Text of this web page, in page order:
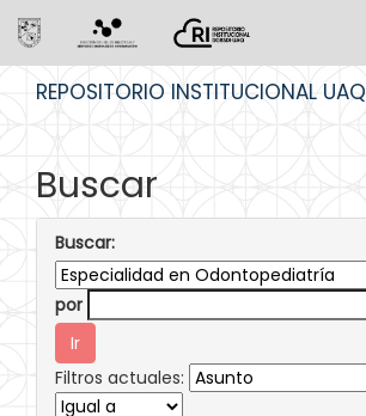
REPOSITORIO INSTITUCIONAL UAQ
Buscar
Buscar:
por
Filtros actuales: